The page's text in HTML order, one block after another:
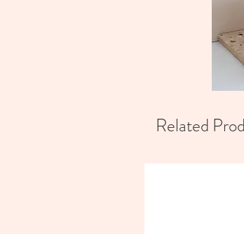
Related